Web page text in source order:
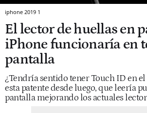
iphone 2019 1
El lector de huellas en
iPhone funcionaría en
pantalla
¿Tendría sentido tener Touch ID en
esta patente desde luego, que leería
pantalla mejorando los actuales